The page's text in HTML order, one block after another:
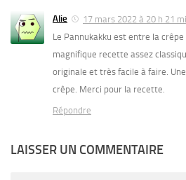
Alie
17 mars 2022 à 20 h 21
Le Pannukakku est entre la
magnifique recette assez
originale et très facile à faire.
crêpe. Merci pour la recette.
Répondre
LAISSER UN COMMENTAIRE